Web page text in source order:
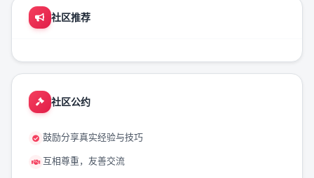
社区推荐
社区公约
鼓励分享真实经验与技巧
互相尊重，友善交流